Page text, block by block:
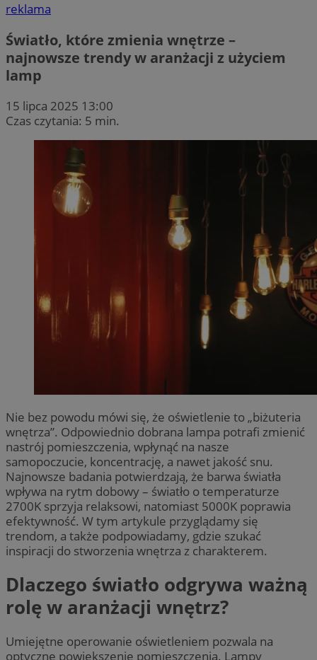
reklama
Światło, które zmienia wnętrze –
najnowsze trendy w aranżacji z użyciem
lamp
15 lipca 2025 13:00
Czas czytania: 5 min.
Nie bez powodu mówi się, że oświetlenie to „biżuteria
wnętrza”. Odpowiednio dobrana lampa potrafi zmienić
nastrój pomieszczenia, wpłynąć na nasze
samopoczucie, koncentrację, a nawet jakość snu.
Najnowsze badania potwierdzają, że barwa światła
wpływa na rytm dobowy – światło o temperaturze
2700K sprzyja relaksowi, natomiast 5000K poprawia
efektywność. W tym artykule przyglądamy się
trendom, a także podpowiadamy, gdzie szukać
inspiracji do stworzenia wnętrza z charakterem.
Dlaczego światło odgrywa ważną
rolę w aranżacji wnętrz?
Umiejętne operowanie oświetleniem pozwala na
optyczne powiększenie pomieszczenia. Lampy